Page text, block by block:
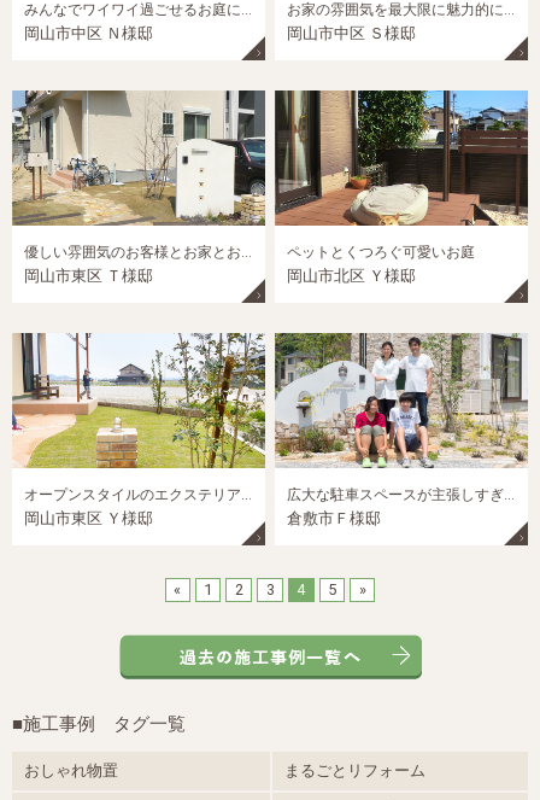
岡山市中区 Ｎ様邸 岡山市中区 Ｓ様邸
岡山市東区 Ｔ様邸
ペットとくつろぐ可愛いお庭
岡山市北区 Ｙ様邸
岡山市東区 Ｙ様邸 倉敷市Ｆ様邸
« 1 2 3 4 5 »
■施工事例 タグ一覧
おしゃれ物置 まるごとリフォーム